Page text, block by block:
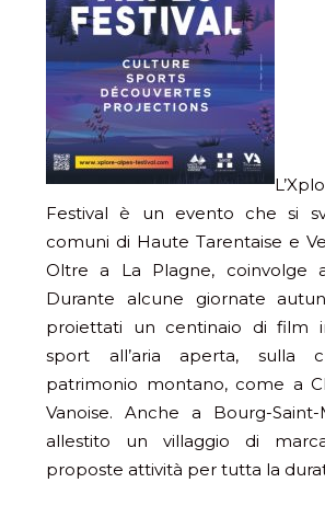
Festival è un evento che si
comuni di Haute Tarentaise e
Oltre a La Plagne, coinvolge
Durante alcune giornate
proiettati un centinaio di film
sport all’aria aperta, sulla
patrimonio montano, come a
Vanoise. Anche a Bourg-
allestito un villaggio di
proposte attività per tutta la